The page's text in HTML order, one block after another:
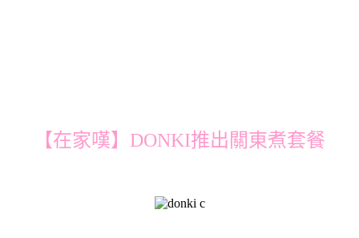
【在家嘆】DONKI推出關東煮套餐